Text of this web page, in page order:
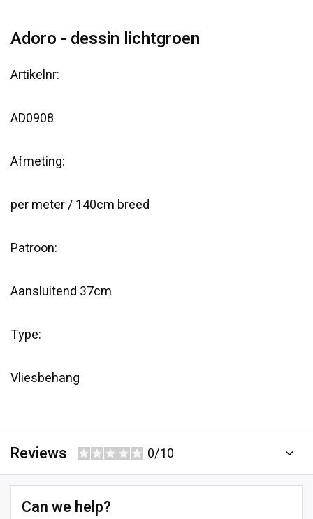
Adoro - dessin lichtgroen
Artikelnr:
AD0908
Afmeting:
per meter / 140cm breed
Patroon:
Aansluitend 37cm
Type:
Vliesbehang
Reviews 0/10
Can we help?